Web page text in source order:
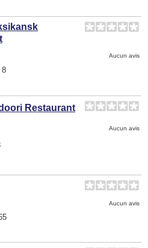
Aucun avis
8
Restaurant
Aucun avis
Aucun avis